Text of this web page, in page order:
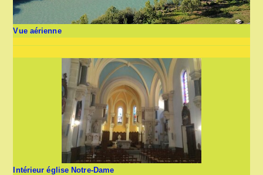
Vue aérienne
Intérieur église Notre-Dame